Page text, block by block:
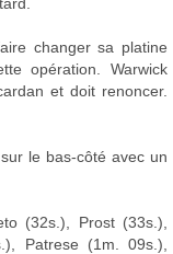
changer sa platine
opération. Warwick
et doit renoncer.
le bas-côté avec un
(32s.), Prost (33s.),
Patrese (1m. 09s.),